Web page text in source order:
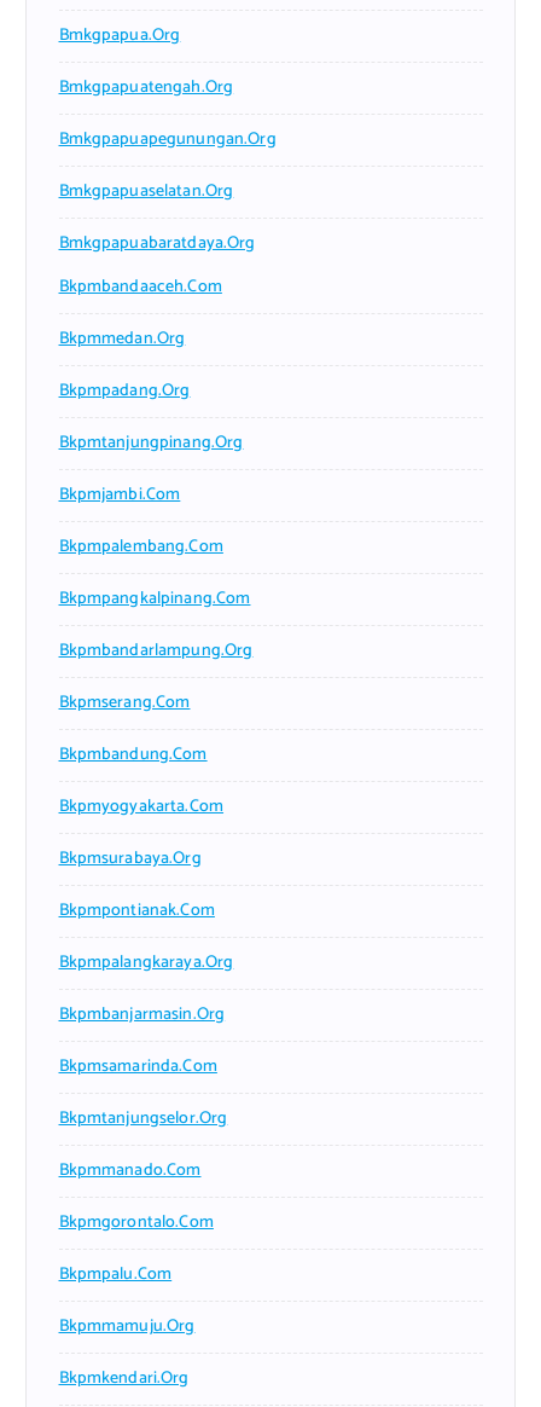
Bmkgpapua.org
Bmkgpapuatengah.org
Bmkgpapuapegunungan.org
Bmkgpapuaselatan.org
Bmkgpapuabaratdaya.org
Bkpmbandaaceh.com
Bkpmmedan.org
Bkpmpadang.org
Bkpmtanjungpinang.org
Bkpmjambi.com
Bkpmpalembang.com
Bkpmpangkalpinang.com
Bkpmbandarlampung.org
Bkpmserang.com
Bkpmbandung.com
Bkpmyogyakarta.com
Bkpmsurabaya.org
Bkpmpontianak.com
Bkpmpalangkaraya.org
Bkpmbanjarmasin.org
Bkpmsamarinda.com
Bkpmtanjungselor.org
Bkpmmanado.com
Bkpmgorontalo.com
Bkpmpalu.com
Bkpmmamuju.org
Bkpmkendari.org